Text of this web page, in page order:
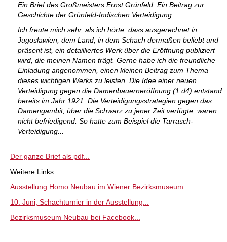
Ein Brief des Großmeisters Ernst Grünfeld. Ein Beitrag zur
Geschichte der Grünfeld-Indischen Verteidigung
Ich freute mich sehr, als ich hörte, dass ausgerechnet in
Jugoslawien, dem Land, in dem Schach dermaßen beliebt und
präsent ist, ein detailliertes Werk über die Eröffnung publiziert
wird, die meinen Namen trägt. Gerne habe ich die freundliche
Einladung angenommen, einen kleinen Beitrag zum Thema
dieses wichtigen Werks zu leisten. Die Idee einer neuen
Verteidigung gegen die Damenbauerneröffnung (1.d4) entstand
bereits im Jahr 1921. Die Verteidigungsstrategien gegen das
Damengambit, über die Schwarz zu jener Zeit verfügte, waren
nicht befriedigend. So hatte zum Beispiel die Tarrasch-
Verteidigung...
Der ganze Brief als pdf...
Weitere Links:
Ausstellung Homo Neubau im Wiener Bezirksmuseum...
10. Juni, Schachturnier in der Ausstellung...
Bezirksmuseum Neubau bei Facebook...